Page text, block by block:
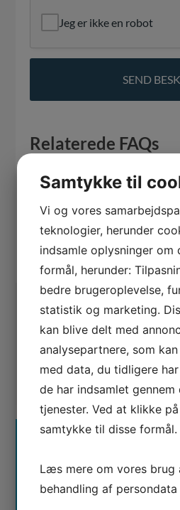
Jeg er ikke en robot
Relaterede FAQs
Relaterede ord i
SEO
Google
4stemmer -
i Waimea Digital.
Samtykke til
Vi og vores
teknologier, herunder
indsamle oplysninger
formål, herunder:
bedre brugeroplevelse,
statistik og marketing.
kan blive delt med
analysepartnere, som
med data, du tidligere
de har indsamlet
tjenester. Ved at klikke
samtykke til disse formål.
Læs mere om vores brug
behandling af persondata